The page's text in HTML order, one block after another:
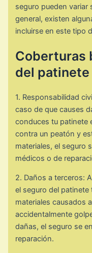
seguro pueden variar
general, existen
incluirse en este tipo
Coberturas
del patinete
1. Responsabilidad
caso de que causes
conduces tu patinete
contra un peatón y
materiales, el seguro
médicos o de
2. Daños a terceros:
el seguro del
materiales causados
accidentalmente
dañas, el seguro se
reparación.